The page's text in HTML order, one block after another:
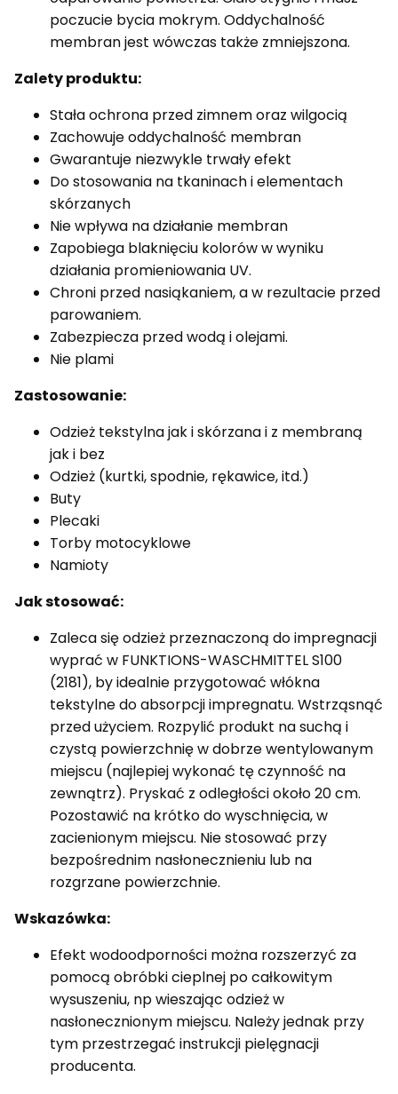
poczucie bycia mokrym. Oddychalność
membran jest wówczas także zmniejszona.
Zalety produktu:
Stała ochrona przed zimnem oraz wilgocią
Zachowuje oddychalność membran
Gwarantuje niezwykle trwały efekt
Do stosowania na tkaninach i elementach
skórzanych
Nie wpływa na działanie membran
Zapobiega blaknięciu kolorów w wyniku
działania promieniowania UV.
Chroni przed nasiąkaniem, a w rezultacie przed
parowaniem.
Zabezpiecza przed wodą i olejami.
Nie plami
Zastosowanie:
Odzież tekstylna jak i skórzana i z membraną
jak i bez
Odzież (kurtki, spodnie, rękawice, itd.)
Buty
Plecaki
Torby motocyklowe
Namioty
Jak stosować:
Zaleca się odzież przeznaczoną do impregnacji
wyprać w FUNKTIONS-WASCHMITTEL S100
(2181), by idealnie przygotować włókna
tekstylne do absorpcji impregnatu. Wstrząsnąć
przed użyciem. Rozpylić produkt na suchą i
czystą powierzchnię w dobrze wentylowanym
miejscu (najlepiej wykonać tę czynność na
zewnątrz). Pryskać z odległości około 20 cm.
Pozostawić na krótko do wyschnięcia, w
zacienionym miejscu. Nie stosować przy
bezpośrednim nasłonecznieniu lub na
rozgrzane powierzchnie.
Wskazówka:
Efekt wodoodporności można rozszerzyć za
pomocą obróbki cieplnej po całkowitym
wysuszeniu, np wieszając odzież w
nasłonecznionym miejscu. Należy jednak przy
tym przestrzegać instrukcji pielęgnacji
producenta.